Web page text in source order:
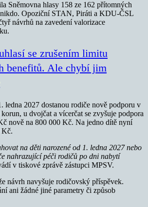
Sněmovna hlasy 158 ze 162 přítomných
Opoziční STAN, Piráti a KDU-ČSL
návrhů na zavedení valorizace
se zrušením limitu
benefitů. Ale chybí jim
ledna 2027 dostanou rodiče nově podporu v
u dvojčat a vícerčat se zvyšuje podpora
nově na 800 000 Kč. Na jedno dítě nyní
Kč.
na děti narozené od 1. ledna 2027 nebo
nahrazující péči rodičů po dni nabytí
v tiskové zprávě zástupci MPSV.
návrh navyšuje rodičovský příspěvek.
ani žádné jiné parametry či způsob